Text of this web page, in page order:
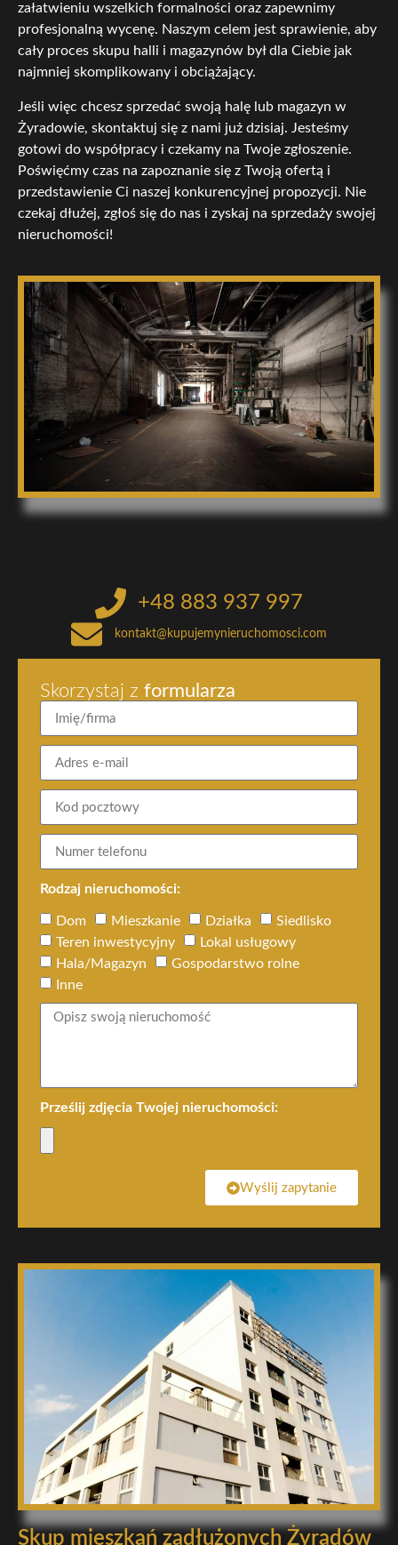
załatwieniu wszelkich formalności oraz zapewnimy
profesjonalną wycenę. Naszym celem jest sprawienie, aby
cały proces skupu halli i magazynów był dla Ciebie jak
najmniej skomplikowany i obciążający.
Jeśli więc chcesz sprzedać swoją halę lub magazyn w
Żyradowie, skontaktuj się z nami już dzisiaj. Jesteśmy
gotowi do współpracy i czekamy na Twoje zgłoszenie.
Poświęćmy czas na zapoznanie się z Twoją ofertą i
przedstawienie Ci naszej konkurencyjnej propozycji. Nie
czekaj dłużej, zgłoś się do nas i zyskaj na sprzedaży swojej
nieruchomości!
+48 883 937 997
kontakt@kupujemynieruchomosci.com
Skorzystaj z formularza
Rodzaj nieruchomości:
Dom Mieszkanie Działka
Siedlisko
Teren inwestycyjny
Lokal usługowy
Hala/Magazyn
Gospodarstwo rolne
Inne
Prześlij zdjęcia Twojej nieruchomości:
Wyślij zapytanie
Skup mieszkań zadłużonych Żyradów